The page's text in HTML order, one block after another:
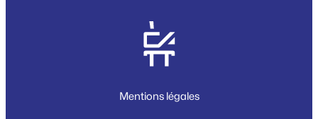
Mentions légales